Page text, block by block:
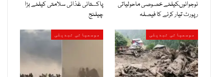
نوجوانوںکیلئے خصوصی ماحولیاتی
رپورٹ تیار کرنے کا فیصلہ
پاکستانی غذائی سلامتی کیلئے بڑا
چیلنج
موسمیاتی تبدیلی موسمیاتی تبدیلی